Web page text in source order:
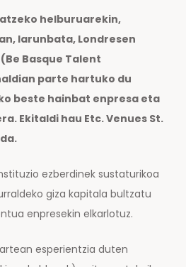
helburuarekin,
larunbata, Londresen
Basque Talent
parte hartuko du
beste hainbat enpresa eta
Ekitaldi hau Etc. Venues St.
ezberdinek sustaturikoa
giza kapitala bultzatu
enpresekin elkarlotuz.
esperientzia duten